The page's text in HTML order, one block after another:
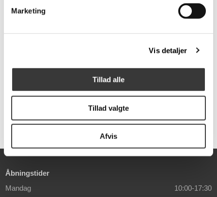
Marketing
Vis detaljer
Tillad alle
Tillad valgte
Afvis
Theca Sini Lænestol
11.192,00 DKK
Åbningstider
Mandag
10:00-17:30